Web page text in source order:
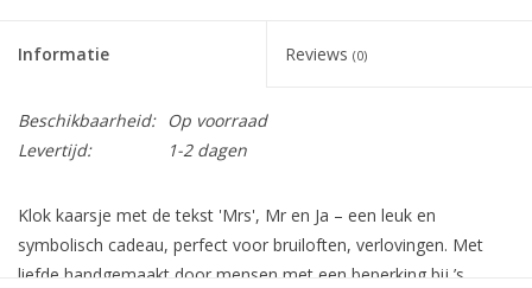
Informatie Reviews (0)
Beschikbaarheid:
Op voorraad
Levertijd:
1-2 dagen
Klok kaarsje met de tekst 'Mrs', Mr en Ja – een leuk en
symbolisch cadeau, perfect voor bruiloften, verlovingen. Met
liefde handgemaakt door mensen met een beperking bij ’s